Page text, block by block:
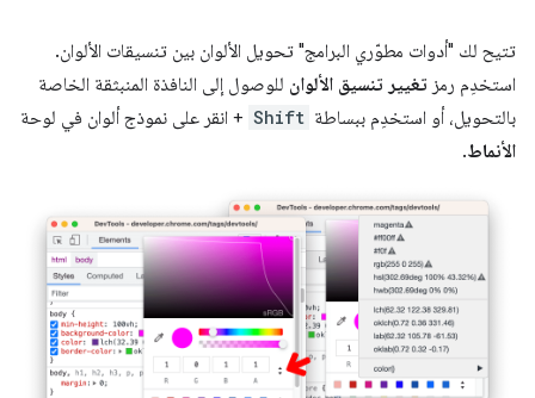
تتيح لك "أدوات مطوّري البرامج" تحويل الألوان بين تنسيقات الألوان.
استخدِم رمز تغيير تنسيق الألوان للوصول إلى النافذة المنبثقة الخاصة
بالتحويل، أو استخدِم ببساطة Shift + انقر على نموذج ألوان في لوحة
الأنماط.